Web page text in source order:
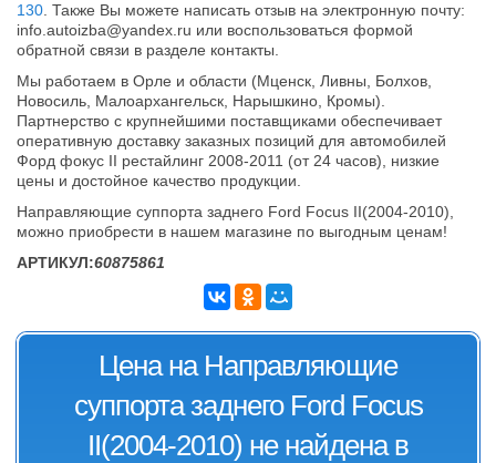
130 . Также Вы можете написать отзыв на электронную почту:
info.autoizba@yandex.ru или воспользоваться формой
обратной связи в разделе контакты.
Мы работаем в Орле и области (Мценск, Ливны, Болхов,
Новосиль, Малоархангельск, Нарышкино, Кромы).
Партнерство с крупнейшими поставщиками обеспечивает
оперативную доставку заказных позиций для автомобилей
Форд фокус II рестайлинг 2008-2011 (от 24 часов), низкие
цены и достойное качество продукции.
Направляющие суппорта заднего Ford Focus II(2004-2010),
можно приобрести в нашем магазине по выгодным ценам!
АРТИКУЛ:60875861
Цена на Направляющие
суппорта заднего Ford Focus
II(2004-2010) не найдена в